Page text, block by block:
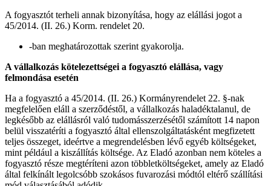
A fogyasztót terheli annak bizonyítása, hogy az elállási jogot a
45/2014. (II. 26.) Korm. rendelet 20.
-ban meghatározottak szerint gyakorolja.
A vállalkozás kötelezettségei a fogyasztó elállása, vagy
felmondása esetén
Ha a fogyasztó a 45/2014. (II. 26.) Kormányrendelet 22. §-nak
megfelelően eláll a szerződéstől, a vállalkozás haladéktalanul, de
legkésőbb az elállásról való tudomásszerzésétől számított 14 napon
belül visszatéríti a fogyasztó által ellenszolgáltatásként megfizetett
teljes összeget, ideértve a megrendelésben lévő egyéb költségeket,
mint például a kiszállítás költsége. Az Eladó azonban nem köteles a
fogyasztó része megtéríteni azon többletköltségeket, amely az Eladó
által felkínált legolcsóbb szokásos fuvarozási módtól eltérő szállítási